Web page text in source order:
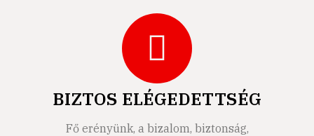
BIZTOS ELÉGEDETTSÉG
Fő erényünk, a bizalom, biztonság,